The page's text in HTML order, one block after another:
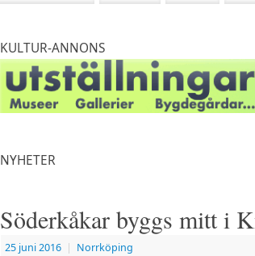
KULTUR-ANNONS
NYHETER
Söderkåkar byggs mitt i
25 juni 2016 | Norrköping